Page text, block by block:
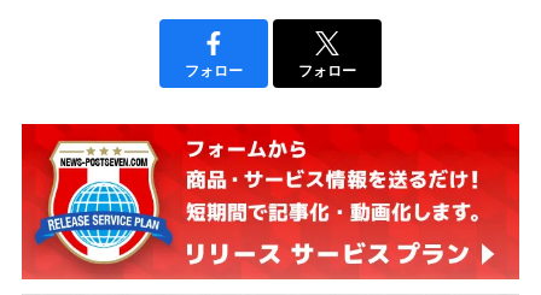
フォロー フォロー